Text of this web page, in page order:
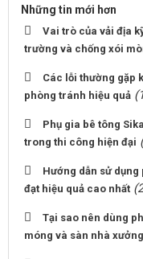
Những tin mới hơn
Vai trò của vải địa
trường và chống xói
Các lỗi thường gặp
phòng tránh hiệu quả
Phụ gia bê tông
trong thi công hiện đại
Hướng dẫn sử
đạt hiệu quả cao nhất
Tại sao nên dùng
móng và sàn nhà